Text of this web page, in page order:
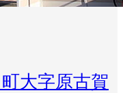
大字原古賀